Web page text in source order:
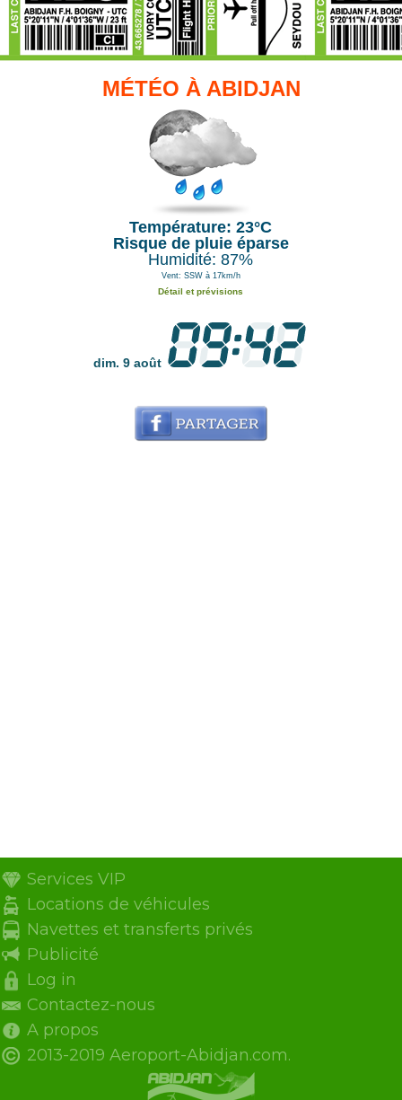
MÉTÉO À ABIDJAN
Température: 23°C
Risque de pluie éparse
Humidité: 87%
Vent: SSW à 17km/h
Détail et prévisions
dim. 9 août
Services VIP
Locations de véhicules
Navettes et transferts privés
Publicité
Log in
Contactez-nous
A propos
2013-2019 Aeroport-Abidjan.com.